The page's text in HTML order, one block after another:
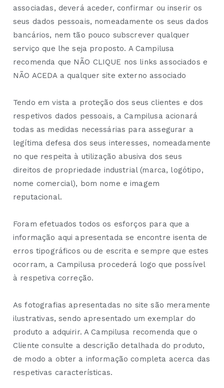
associadas, deverá aceder, confirmar ou inserir os
seus dados pessoais, nomeadamente os seus dados
bancários, nem tão pouco subscrever qualquer
serviço que lhe seja proposto. A Campilusa
recomenda que NÃO CLIQUE nos links associados e
NÃO ACEDA a qualquer site externo associado
Tendo em vista a proteção dos seus clientes e dos
respetivos dados pessoais, a Campilusa acionará
todas as medidas necessárias para assegurar a
legítima defesa dos seus interesses, nomeadamente
no que respeita à utilização abusiva dos seus
direitos de propriedade industrial (marca, logótipo,
nome comercial), bom nome e imagem
reputacional.
Foram efetuados todos os esforços para que a
informação aqui apresentada se encontre isenta de
erros tipográficos ou de escrita e sempre que estes
ocorram, a Campilusa procederá logo que possível
à respetiva correção.
As fotografias apresentadas no site são meramente
ilustrativas, sendo apresentado um exemplar do
produto a adquirir. A Campilusa recomenda que o
Cliente consulte a descrição detalhada do produto,
de modo a obter a informação completa acerca das
respetivas características.